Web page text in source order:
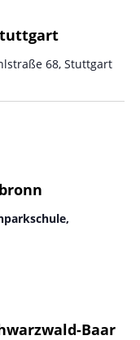
68, Stuttgart
Baar